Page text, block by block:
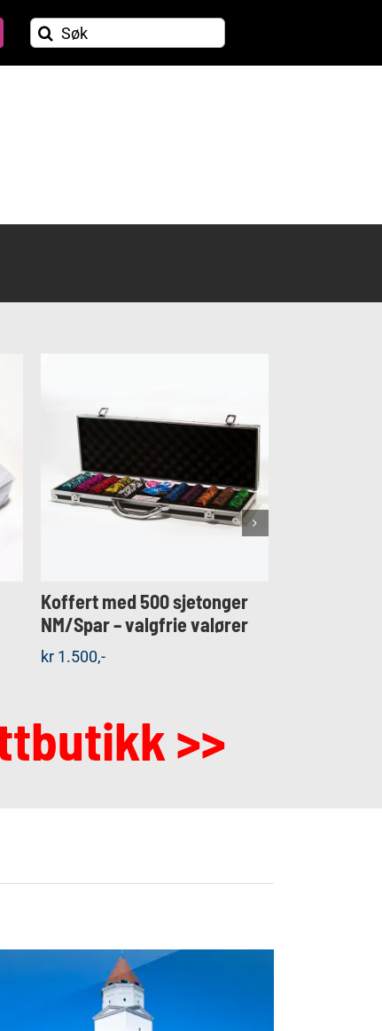
Søk
etter:
Detaljer
Koffert med 500 sjetonger
NM/Spar – valgfrie valører
kr1.500,-
>>